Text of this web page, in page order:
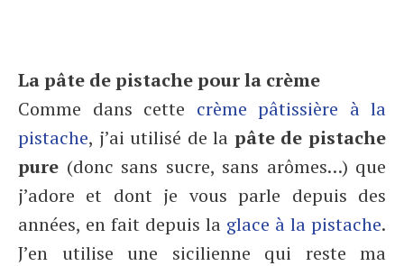
La pâte de pistache pour la crème
Comme dans cette crème pâtissière à la
pistache, j’ai utilisé de la pâte de pistache
pure (donc sans sucre, sans arômes…) que
j’adore et dont je vous parle depuis des
années, en fait depuis la glace à la pistache.
J’en utilise une sicilienne qui reste ma